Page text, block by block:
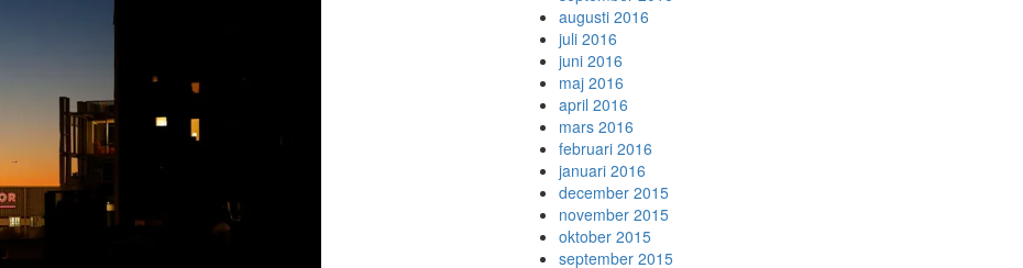
augusti 2016
juli 2016
juni 2016
maj 2016
april 2016
mars 2016
februari 2016
januari 2016
december 2015
november 2015
oktober 2015
september 2015